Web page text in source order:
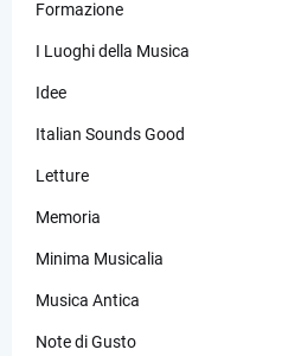
Formazione
I Luoghi della Musica
Idee
Italian Sounds Good
Letture
Memoria
Minima Musicalia
Musica Antica
Note di Gusto